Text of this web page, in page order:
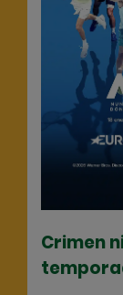
Crimen